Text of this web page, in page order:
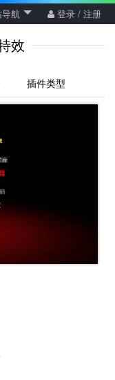
导航 登录 / 注册
效
插件类型